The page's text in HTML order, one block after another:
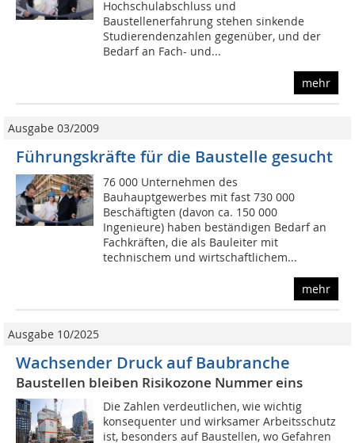
Hochschulabschluss und
Baustellenerfahrung stehen sinkende
Studierendenzahlen gegenüber, und der
Bedarf an Fach- und...
mehr
Ausgabe 03/2009
Führungskräfte für die Baustelle gesucht
76 000 Unternehmen des
Bauhauptgewerbes mit fast 730 000
Beschäftigten (davon ca. 150 000
Ingenieure) haben beständigen Bedarf an
Fachkräften, die als Bauleiter mit
technischem und wirtschaftlichem...
mehr
Ausgabe 10/2025
Wachsender Druck auf Baubranche
Baustellen bleiben Risikozone Nummer eins
Die Zahlen verdeutlichen, wie wichtig
konsequenter und wirksamer Arbeitsschutz
ist, besonders auf Baustellen, wo Gefahren